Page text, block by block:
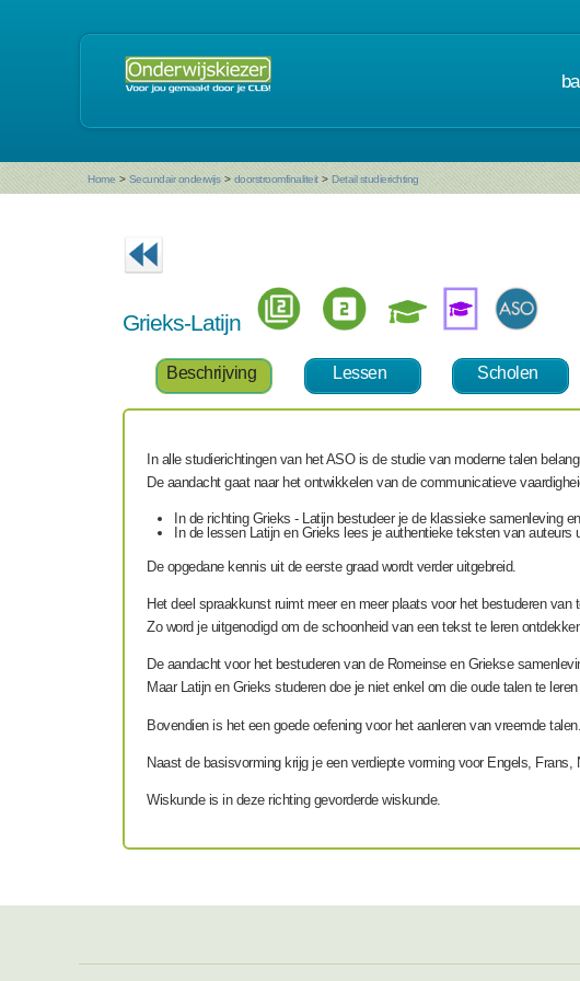
Home > Secundair onderwijs > doorstroomfinaliteit > Detail studierichting
Grieks-Latijn
Beschrijving Lessen Scholen
In alle studierichtingen van het ASO is de studie van moderne talen
De aandacht gaat naar het ontwikkelen van de communicatieve
In de richting Grieks - Latijn bestudeer je de klassieke samenleving
In de lessen Latijn en Grieks lees je authentieke teksten van auteurs
De opgedane kennis uit de eerste graad wordt verder uitgebreid.
Het deel spraakkunst ruimt meer en meer plaats voor het bestuderen van
Zo word je uitgenodigd om de schoonheid van een tekst te leren
De aandacht voor het bestuderen van de Romeinse en Griekse
Maar Latijn en Grieks studeren doe je niet enkel om die oude talen te
Bovendien is het een goede oefening voor het aanleren van vreemde talen.
Naast de basisvorming krijg je een verdiepte vorming voor Engels,
Wiskunde is in deze richting gevorderde wiskunde.